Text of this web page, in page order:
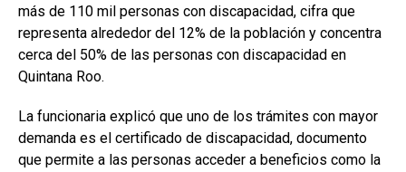
más de 110 mil personas con discapacidad, cifra que
representa alrededor del 12% de la población y concentra
cerca del 50% de las personas con discapacidad en
Quintana Roo.
La funcionaria explicó que uno de los trámites con mayor
demanda es el certificado de discapacidad, documento
que permite a las personas acceder a beneficios como la